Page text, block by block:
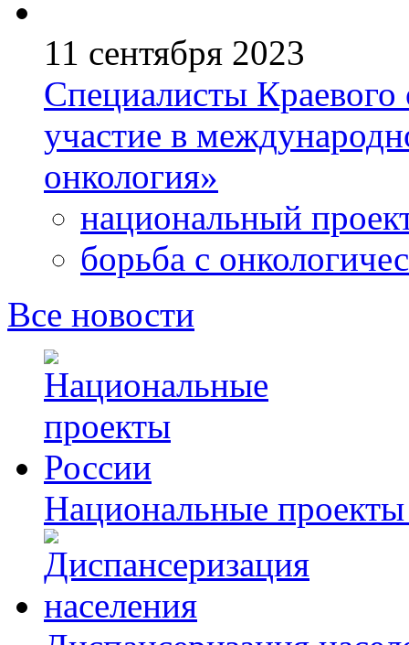
11 сентября 2023
Специалисты Краевого
участие в
онкология»
национальный
борьба с
Все новости
Национальные